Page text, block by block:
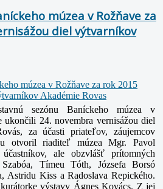
múzea v Rožňave za
diel výtvarníkov
sezónu Baníckeho múzea v
ukončili 24. novembra vernisážou diel
za účasti priateľov, záujemcov
otvoril riaditeľ múzea Mgr. Pavol
ale obzvlášť prítomných
Tímeu Tóth, Józsefa Borsó
Astridu Kiss a Radoslava Repického.
výstavy Ágnes Kovács. Z jej